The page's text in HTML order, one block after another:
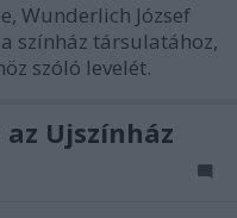
Wunderlich József
színház társulatához,
szóló levelét.
Újszínház